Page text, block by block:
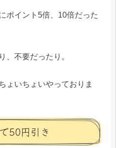
ポイント5倍、10倍だった
、不要だったり。
ょいちょいやっておりま
50円引き